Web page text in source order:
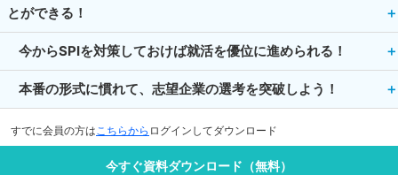
とができる！
今からSPIを対策しておけば就活を優位に進められる！
本番の形式に慣れて、志望企業の選考を突破しよう！
すでに会員の方はこちらから ログインしてダウンロード
今すぐ資料ダウンロード（無料）